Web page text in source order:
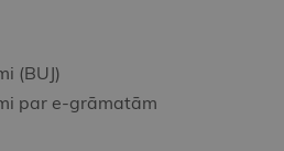
(BUJ)
par e-grāmatām